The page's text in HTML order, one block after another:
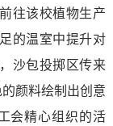
往该校植物生产
的温室中提升对
沙包投掷区传来
颜料绘制出创意
会精心组织的活